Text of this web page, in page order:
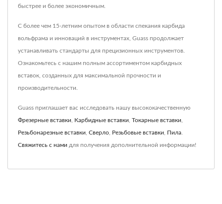
быстрее и более экономичным.
С более чем 15-летним опытом в области спекания карбида
вольфрама и инноваций в инструментах, Guass продолжает
устанавливать стандарты для прецизионных инструментов.
Ознакомьтесь с нашим полным ассортиментом карбидных
вставок, созданных для максимальной прочности и
производительности.
Guass приглашает вас исследовать нашу высококачественную
Фрезерные вставки, Карбидные вставки, Токарные вставки,
Резьбонарезные вставки, Сверло, Резьбовые вставки, Пила.
Свяжитесь с нами для получения дополнительной информации!